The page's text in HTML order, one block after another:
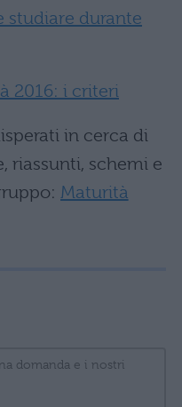
studiare durante
2016: i criteri
in cerca di
riassunti, schemi e
Maturità